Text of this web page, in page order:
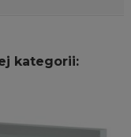
kategorii: